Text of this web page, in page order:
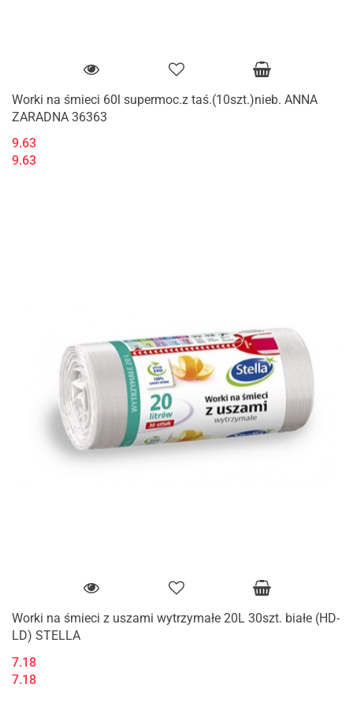
Worki na śmieci 60l supermoc.z taś.(10szt.)nieb. ANNA
ZARADNA 36363
9.63
9.63
Worki na śmieci z uszami wytrzymałe 20L 30szt. białe (HD-
LD) STELLA
7.18
7.18